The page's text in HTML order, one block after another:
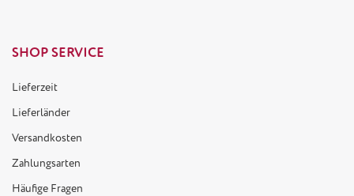
SHOP SERVICE
Lieferzeit
Lieferländer
Versandkosten
Zahlungsarten
Häufige Fragen